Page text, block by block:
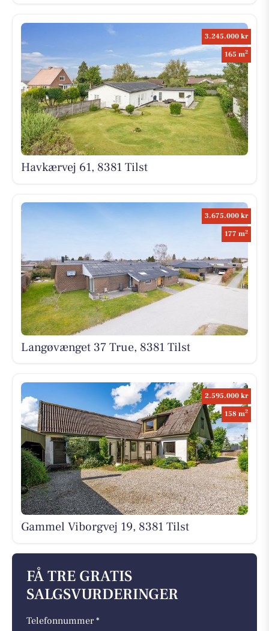
3.245.000 kr
165 m2
Havkærvej 61, 8381 Tilst
3.675.000 kr
177 m2
Langøvænget 37 True, 8381 Tilst
2.595.000 kr
158 m2
Gammel Viborgvej 19, 8381 Tilst
FÅ TRE GRATIS
SALGSVURDERINGER
Telefonnummer *